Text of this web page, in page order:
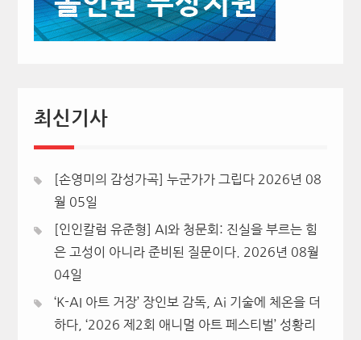
최신기사
[손영미의 감성가곡] 누군가가 그립다 2026년 08
월 05일
[인인칼럼 유준형] AI와 청문회: 진실을 부르는 힘
은 고성이 아니라 준비된 질문이다.
2026년 08월
04일
‘K-AI 아트 거장’ 장인보 감독, Ai 기술에 체온을 더
하다, ‘2026 제2회 애니멀 아트 페스티벌’ 성황리